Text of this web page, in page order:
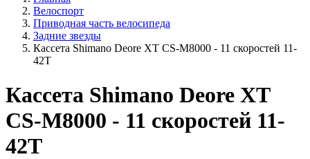
Велоспорт
Приводная часть велосипеда
Задние звезды
Кассета Shimano Deore XT CS-M8000 - 11 скоростей 11-
42Т
Кассета Shimano Deore XT
CS-M8000 - 11 скоростей 11-
42Т